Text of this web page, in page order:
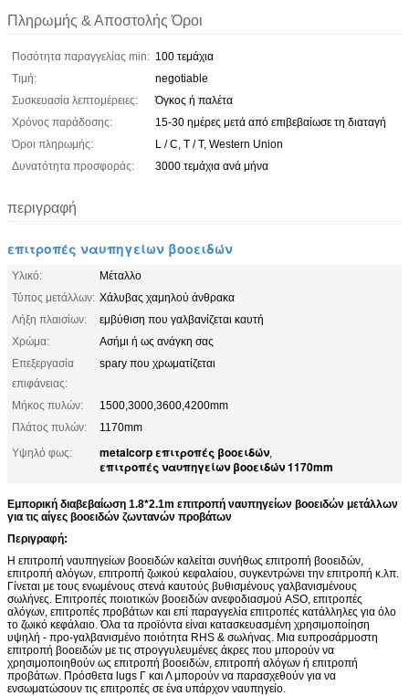
Πληρωμής & Αποστολής Όροι
Ποσότητα παραγγελίας min: 100 τεμάχια
Τιμή:
negotiable
Συσκευασία λεπτομέρειες:
Όγκος ή παλέτα
Χρόνος παράδοσης:
15-30 ημέρες μετά από επιβεβαίωσε τη διαταγή
Όροι πληρωμής:
L / C, T / T, Western Union
Δυνατότητα προσφοράς:
3000 τεμάχια ανά μήνα
περιγραφή
επιτροπές ναυπηγείων βοοειδών
Υλικό:
Μέταλλο
Τύπος μετάλλων: Χάλυβας χαμηλού άνθρακα
Λήξη πλαισίων:
εμβύθιση που γαλβανίζεται καυτή
Χρώμα:
Ασήμι ή ως ανάγκη σας
Επεξεργασία
επιφάνειας:
spary που χρωματίζεται
Μήκος πυλών:
1500,3000,3600,4200mm
Πλάτος πυλών:
1170mm
Υψηλό φως:
metalcorp επιτροπές βοοειδών,
επιτροπές ναυπηγείων βοοειδών 1170mm
Εμπορική διαβεβαίωση 1.8*2.1m επιτροπή ναυπηγείων βοοειδών μετάλλων
για τις αίγες βοοειδών ζωντανών προβάτων
Περιγραφή:
Η επιτροπή ναυπηγείων βοοειδών καλείται συνήθως επιτροπή βοοειδών,
επιτροπή αλόγων, επιτροπή ζωικού κεφαλαίου, συγκεντρώνει την επιτροπή κ.λπ.
Γίνεται με τους ενωμένους στενά καυτούς βυθισμένους γαλβανισμένους
σωλήνες. Επιτροπές ποιοτικών βοοειδών ανεφοδιασμού ASO, επιτροπές
αλόγων, επιτροπές προβάτων και επί παραγγελία επιτροπές κατάλληλες για όλο
το ζωικό κεφάλαιο. Όλα τα προϊόντα είναι κατασκευασμένη χρησιμοποίηση
υψηλή - προ-γαλβανισμένο ποιότητα RHS & σωλήνας. Μια ευπροσάρμοστη
επιτροπή βοοειδών με τις στρογγυλευμένες άκρες που μπορούν να
χρησιμοποιηθούν ως επιτροπή βοοειδών, επιτροπή αλόγων ή επιτροπή
προβάτων. Πρόσθετα lugs Γ και Λ μπορούν να παρασχεθούν για να
ενσωματώσουν τις επιτροπές σε ένα υπάρχον ναυπηγείο.